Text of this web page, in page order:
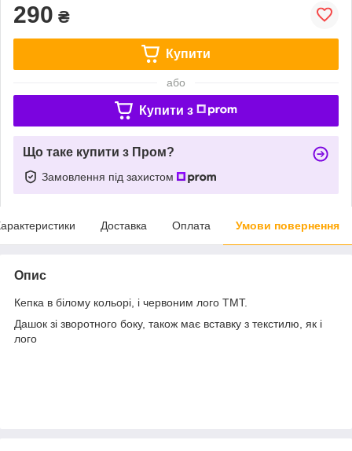
290 ₴
Купити
або
Купити з
Що таке купити з Пром?
Замовлення під захистом
Доставка Оплата Умови повернення
Опис
Кепка в білому кольорі, і червоним лого TMT.
Дашок зі зворотного боку, також має вставку з текстилю, як і
лого